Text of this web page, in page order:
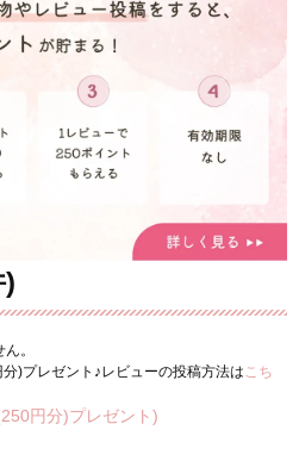
。
)プレゼント♪レビューの投稿方法は こち
円分)プレゼント)